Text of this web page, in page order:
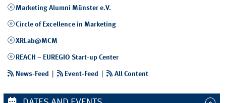
Marketing Alumni Münster e.V.
Circle of Excellence in Marketing
XRLab@MCM
REACH – EUREGIO Start-up Center
News-Feed Event-Feed | All Content